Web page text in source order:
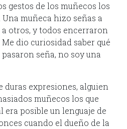
gestos de los muñecos los
muñeca hizo señas a
otros, y todos encerraron
dio curiosidad saber qué
seña, no soy una
duras expresiones, alguien
muñecos los que
era posible un lenguaje de
cuando el dueño de la